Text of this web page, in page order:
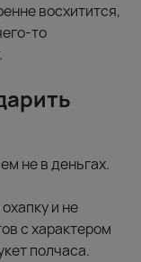
восхитится,
то
не в деньгах.
и не
с характером
полчаса.